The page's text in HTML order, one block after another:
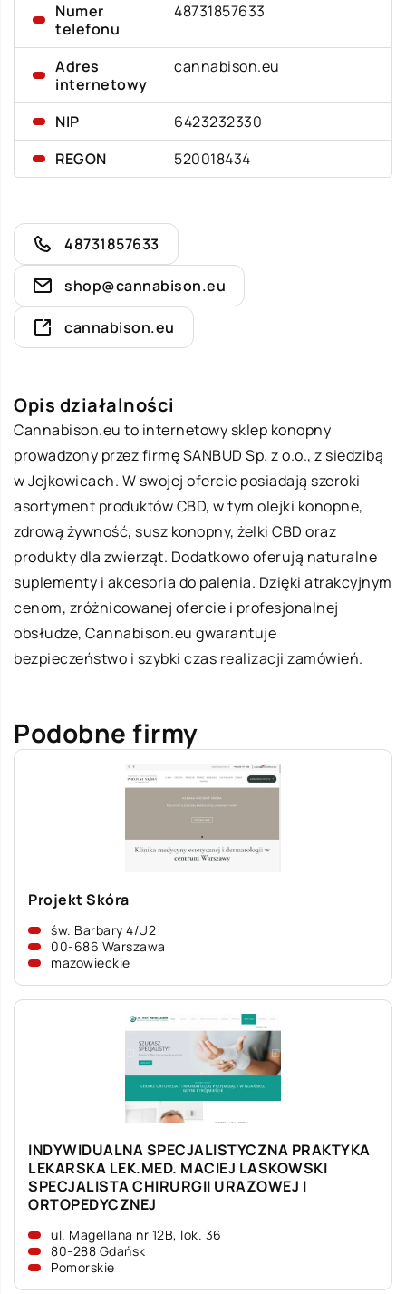
Numer
telefonu
48731857633
Adres
internetowy
cannabison.eu
NIP
6423232330
REGON
520018434
48731857633
shop@cannabison.eu
cannabison.eu
Opis działalności
Cannabison.eu to internetowy sklep konopny
prowadzony przez firmę SANBUD Sp. z o.o., z siedzibą
w Jejkowicach. W swojej ofercie posiadają szeroki
asortyment produktów CBD, w tym olejki konopne,
zdrową żywność, susz konopny, żelki CBD oraz
produkty dla zwierząt. Dodatkowo oferują naturalne
suplementy i akcesoria do palenia. Dzięki atrakcyjnym
cenom, zróżnicowanej ofercie i profesjonalnej
obsłudze, Cannabison.eu gwarantuje
bezpieczeństwo i szybki czas realizacji zamówień.
Podobne firmy
Projekt Skóra
św. Barbary 4/U2
00-686 Warszawa
mazowieckie
INDYWIDUALNA SPECJALISTYCZNA PRAKTYKA
LEKARSKA LEK.MED. MACIEJ LASKOWSKI
SPECJALISTA CHIRURGII URAZOWEJ I
ORTOPEDYCZNEJ
ul. Magellana nr 12B, lok. 36
80-288 Gdańsk
Pomorskie